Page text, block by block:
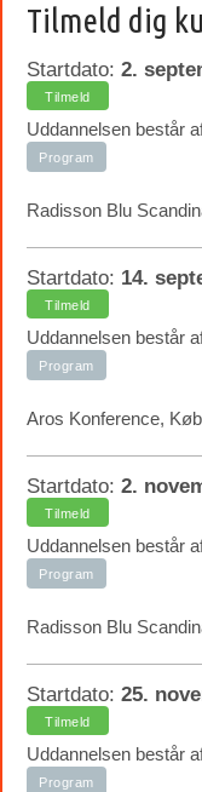
Tilmeld dig
Startdato: 2.
Tilmeld
Uddannelsen består
Program
Radisson Blu
Startdato: 14.
Tilmeld
Uddannelsen består
Program
Aros Konference,
Startdato: 2.
Tilmeld
Uddannelsen består
Program
Radisson Blu
Startdato: 25.
Tilmeld
Uddannelsen består
Program